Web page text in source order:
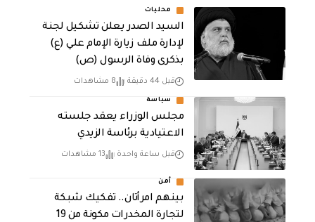
محليات
السيد الصدر يعلن تشكيل لجنة
لإدارة ملف زيارة الإمام علي (ع)
بذكرى وفاة الرسول (ص)
قبل 44 دقيقة 8 مشاهدات
سياسة
مجلس الوزراء يعقد جلسته
الاعتيادية برئاسة الزيدي
قبل ساعة واحدة 13 مشاهدات
أمن
بينهم امرأتان.. تفكيك شبكة
لتجارة المخدرات مكونة من 19